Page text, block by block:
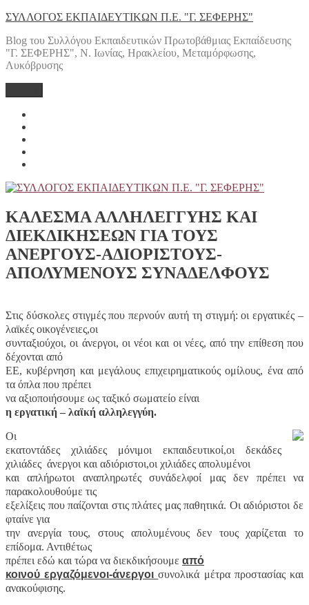
Μετάβαση
περιεχόμενο
ΣΥΛΛΟΓΟΣ ΕΚΠΑΙΔΕΥΤΙΚΩΝ Π.Ε. "Γ. ΣΕΦΕΡΗΣ"
Blog του Συλλόγου Εκπαιδευτικών Πρωτοβάθμιας Εκπαίδευσης
"Γ. ΣΕΦΕΡΗΣ", Ν. Ιωνίας, Ηρακλείου, Μεταμόρφωσης,
Λυκόβρυσης
ΚΑΛΕΣΜΑ ΑΛΛΗΛΕΓΓΥΗΣ ΚΑΙ
ΔΙΕΚΔΙΚΗΣΕΩΝ ΓΙΑ ΤΟΥΣ
ΑΝΕΡΓΟΥΣ-ΑΔΙΟΡΙΣΤΟΥΣ-
ΑΠΟΛΥΜΕΝΟΥΣ ΣΥΝΑΔΕΛΦΟΥΣ
Στις δύσκολες στιγμές που περνoύν αυτή τη στιγμή: οι εργατικές –
λαϊκές οικογένειες,οι
συνταξιούχοι, οι άνεργοι, οι νέοι και οι νέες, από την επίθεση που
δέχονται από
ΕΕ, κυβέρνηση και μεγάλους επιχειρηματικούς ομίλους, ένα από
τα όπλα που πρέπει
να αξιοποιήσουμε ως ταξικό σωματείο είναι
η εργατική – λαϊκή αλληλεγγύη.
Οι
εκατοντάδες χιλιάδες μόνιμοι εκπαιδευτικοί,οι δεκάδες
χιλιάδες άνεργοι και αδιόριστοι,οι χιλιάδες απολυμένοι
και απλήρωτοι αναπληρωτές συνάδελφοί μας δεν πρέπει να
παρακολουθούμε τις
εξελίξεις που παίζονται στις πλάτες μας παθητικά. Οι αδιόριστοι δε
φταίνε για
την ανεργία τους, στους απολυμένους δεν τους χαρίζεται το
επίδομα. Αντιθέτως
πρέπει εδώ και τώρα να διεκδικήσουμε από
κοινού εργαζόμενοι-άνεργοισυνολικά μέτρα προστασίας και
ανακούφισης.